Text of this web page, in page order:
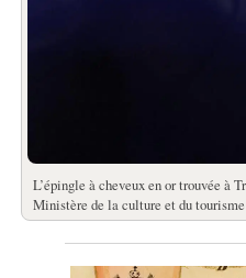
L’épingle à cheveux en or trouvée à
Ministère de la culture et du